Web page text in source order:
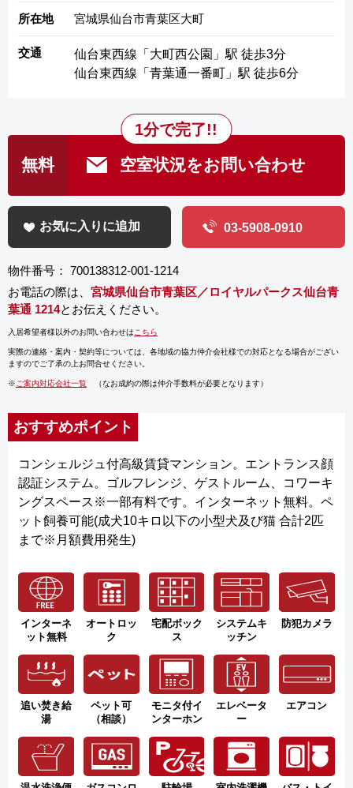
所在地 宮城県仙台市青葉区大町
交通
仙台東西線「大町西公園」駅 徒歩3分
仙台東西線「青葉通一番町」駅 徒歩6分
おすすめポイント
コンシェルジュ付高級賃貸マンション。エントランス顔
認証システム。ゴルフレンジ、ゲストルーム、コワーキ
ングスペース※一部有料です。インターネット無料。ペ
ット飼養可能(成犬10キロ以下の小型犬及び猫 合計2匹
まで※月額費用発生)
インターネ
ット無料
オートロッ
ク
宅配ボック
ス
システムキ
ッチン
防犯カメラ
追い焚き給
湯
ペット可
（相談）
モニタ付イ
ンターホン
エレベータ
ー
エアコン
無料 空室状況をお問い合わせ
1分で完了!!
お気に入りに追加 03-5908-0910
物件番号： 700138312-001-1214
お電話の際は、宮城県仙台市青葉区／ロイヤルパークス仙台青
葉通 1214とお伝えください。
入居希望者様以外のお問い合わせは こちら
実際の連絡・案内・契約等については、各地域の協力仲介会社様での対応となる場合がござい
ますのでご了承の上お問合せください。
※ ご案内対応会社一覧 （なお成約の際は仲介手数料が必要となります）